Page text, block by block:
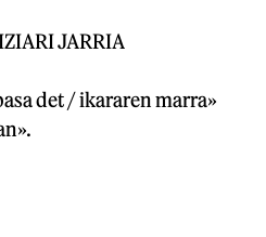
JARRIA
det / ikararen marra»